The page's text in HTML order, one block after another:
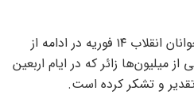
دفتر سیاسی جنبش حامیان جوانان انقلاب ۱۴ فوریه در ادامه از
میلیون‌ها زائر که در ایام اربعین
و تشکر کرده است.